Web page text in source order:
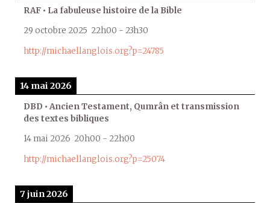
RAF • La fabuleuse histoire de la Bible
29 octobre 2025 22h00 - 23h30
http://michaellanglois.org?p=24785
14 mai 2026
DBD • Ancien Testament, Qumrân et transmission
des textes bibliques
14 mai 2026 20h00 - 22h00
http://michaellanglois.org?p=25074
7 juin 2026